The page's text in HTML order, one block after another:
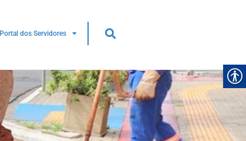
Portal dos Servidores